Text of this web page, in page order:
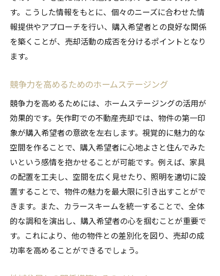
す。こうした情報をもとに、個々のニーズに合わせた情
報提供やアプローチを行い、購入希望者との良好な関係
を築くことが、売却活動の成否を分けるポイントとなり
ます。
競争力を高めるためのホームステージング
競争力を高めるためには、ホームステージングの活用が
効果的です。矢作町での不動産売却では、物件の第一印
象が購入希望者の意欲を左右します。視覚的に魅力的な
空間を作ることで、購入希望者に心地よさと住んでみた
いという感情を抱かせることが可能です。例えば、家具
の配置を工夫し、空間を広く見せたり、照明を適切に設
置することで、物件の魅力を最大限に引き出すことがで
きます。また、カラースキームを統一することで、全体
的な調和を演出し、購入希望者の心を掴むことが重要で
す。これにより、他の物件との差別化を図り、売却の成
功率を高めることができるでしょう。